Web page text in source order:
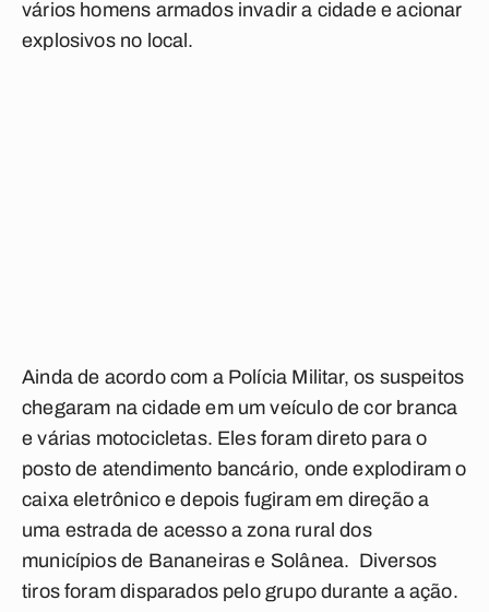
vários homens armados invadir a cidade e acionar
explosivos no local.
Ainda de acordo com a Polícia Militar, os suspeitos
chegaram na cidade em um veículo de cor branca
e várias motocicletas. Eles foram direto para o
posto de atendimento bancário, onde explodiram o
caixa eletrônico e depois fugiram em direção a
uma estrada de acesso a zona rural dos
municípios de Bananeiras e Solânea. Diversos
tiros foram disparados pelo grupo durante a ação.